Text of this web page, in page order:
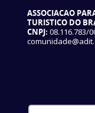
ASSOCIACAO
TURISTICO DO
CNPJ: 08.116.783/